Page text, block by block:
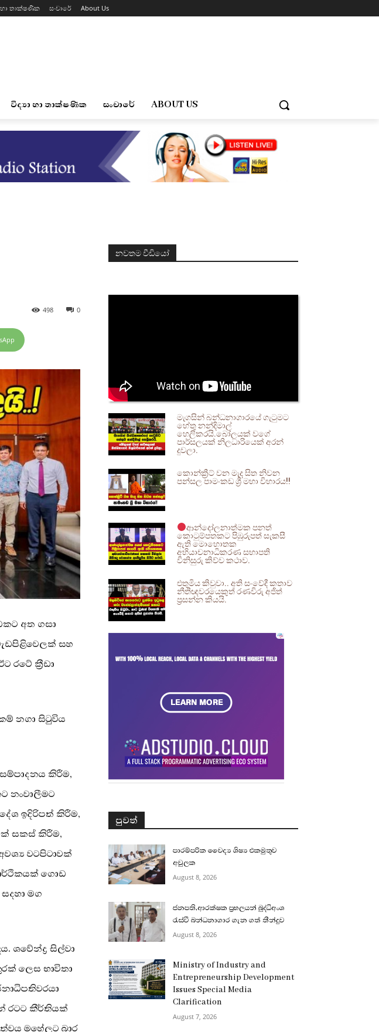
හා තාක්ෂණික සංචාරේ About Us
විද්‍යා හා තාක්ෂණික සංචාරේ ABOUT US
0
498
අත ගසා
සහ
රටේ ක්‍රීඩා
නගා සිටුවිය
කිරීම,
නංවාලීමට
ඉදිරිපත් කිරීම,
සකස් කිරීම,
වටපිටාවක්
ගොඩ
මග
ශවේන්ද්‍ර සිල්වා
ලෙස භාවිතා
රටට කීර්තියක්
මහේලට බාර
නවතම වීඩියෝ
මැගසින් බන්ධනාගාරයේ ගැටුමට
හේතු නන්දිමාල්
හෙලිකරයි.බෝලයක් වගේ
පාර්සලයක් නිලධාරියෙක් අරන්
දුවලා.
කොන්ක්‍රීට් වන මැද සිත නිවන
පන්සල පාමංකඩ ශ්‍රී මහා විහාරය!!
ආන්දෝලනාත්මක පනත්
කොටුම්පතකට පිඹුරුපත් සැකසී
ඇති මොහොතක
අභියාචනාධිකරණ සභාපති
විනිසුරු කිව්ව කථාව.
එතුමිය කිවුවා.. අති සංවේදී කතාව
නීතීඥවරයෙකුත් රණවිරු අජිත්
ප්‍රසන්න කියයි.
පුවත්
පාරම්පරික වෛද්‍ය ශිෂ්‍ය එකමුතුව
අවුලක
August 8, 2026
ජනපති,ආරක්ෂක ප්‍රභලයන් බුද්ධිඅංශ
රැස්වී බන්ධනාගාර ගැන ගත් තීන්දුව
August 8, 2026
Ministry of Industry and
Entrepreneurship Development
Issues Special Media
Clarification
August 7, 2026